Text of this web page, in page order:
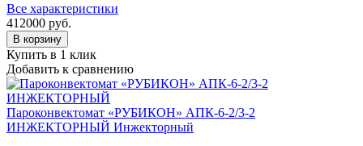
Все характеристики
412000 руб.
В корзину
Купить в 1 клик
Добавить к сравнению
Пароконвектомат «РУБИКОН» АПК-6-2/3-2
ИНЖЕКТОРНЫЙ Инжекторный